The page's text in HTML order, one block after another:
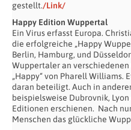
gestellt./Link/
Happy Edition Wuppertal
Ein Virus erfasst Europa.
die erfolgreiche „Happy
Berlin, Hamburg, und
Wuppertaler an
„Happy“ von Pharell Williams.
daran beteiligt. Auch in
beispielsweise Dubrovnik,
Editionen erschienen. Nach
Menschen das glückliche